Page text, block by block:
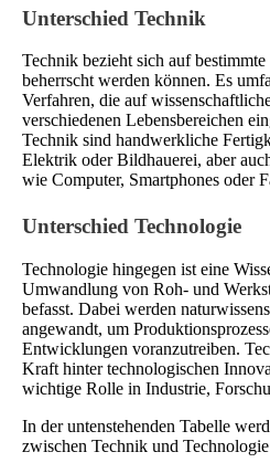
Unterschied Technik
Technik bezieht sich auf
beherrscht werden können. Es
Verfahren, die auf
verschiedenen Lebensbereichen
Technik sind handwerkliche
Elektrik oder Bildhauerei, aber
wie Computer, Smartphones oder
Unterschied Technologie
Technologie hingegen ist eine
Umwandlung von Roh- und
befasst. Dabei werden
angewandt, um
Entwicklungen voranzutreiben.
Kraft hinter technologischen
wichtige Rolle in Industrie,
In der untenstehenden Tabelle
zwischen Technik und